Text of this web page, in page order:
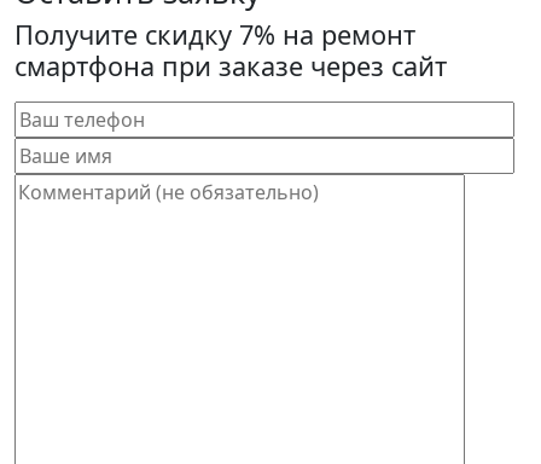
Получите скидку 7% на ремонт
смартфона при заказе через сайт